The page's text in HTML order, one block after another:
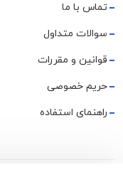
تماس با ما
سوالات متداول
قوانین و مقررات
حریم خصوصی
راهنمای استفاده